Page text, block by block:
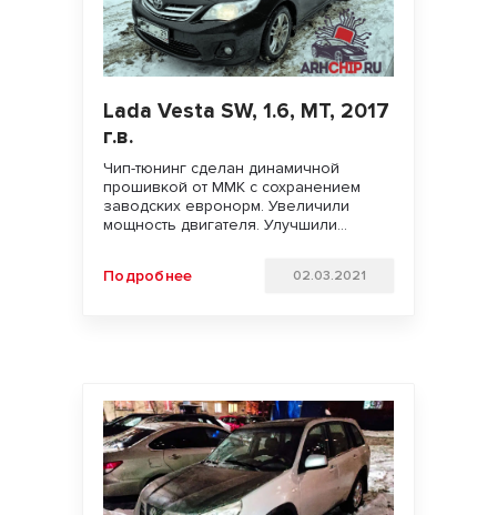
Lada Vesta SW, 1.6, МT, 2017
г.в.
Чип-тюнинг сделан динамичной
прошивкой от MMK с сохранением
заводских евронорм. Увеличили
мощность двигателя. Улучшили
Подробнее 02.03.2021